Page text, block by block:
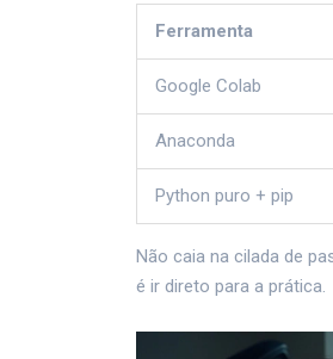
Ferramenta
Google Colab
Anaconda
Python puro + pip
Não caia na cilada de
é ir direto para a prática.